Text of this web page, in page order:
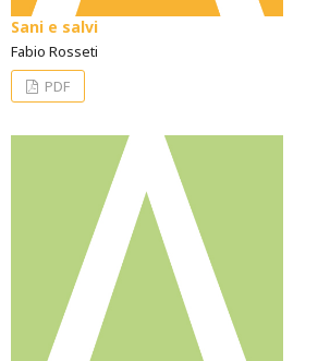
Sani e salvi
Fabio Rosseti
PDF